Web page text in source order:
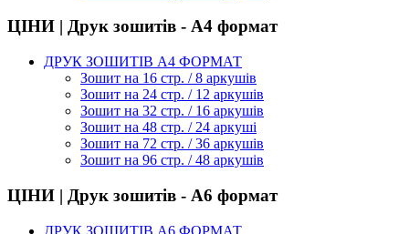
ЦІНИ | Друк зошитів - А4 формат
ДРУК ЗОШИТІВ А4 ФОРМАТ
Зошит на 16 стр. / 8 аркушів
Зошит на 24 стр. / 12 аркушів
Зошит на 32 стр. / 16 аркушів
Зошит на 48 стр. / 24 аркуші
Зошит на 72 стр. / 36 аркушів
Зошит на 96 стр. / 48 аркушів
ЦІНИ | Друк зошитів - А6 формат
ДРУК ЗОШИТІВ А6 ФОРМАТ